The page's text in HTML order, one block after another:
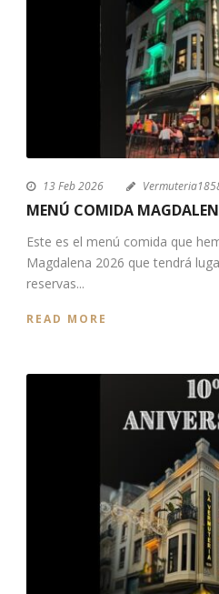
13 Feb 2026
MENÚ COMIDA
Este es el menú comida que
Magdalena 2026 que tendrá
reservas...
READ MORE